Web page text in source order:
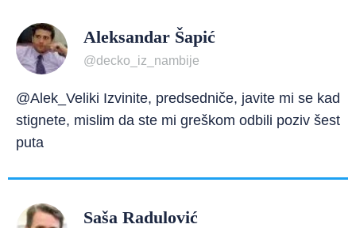
Aleksandar Šapić
@decko_iz_nambije
@Alek_Veliki Izvinite, predsedniče, javite mi se kad
stignete, mislim da ste mi greškom odbili poziv šest
puta
Saša Radulović